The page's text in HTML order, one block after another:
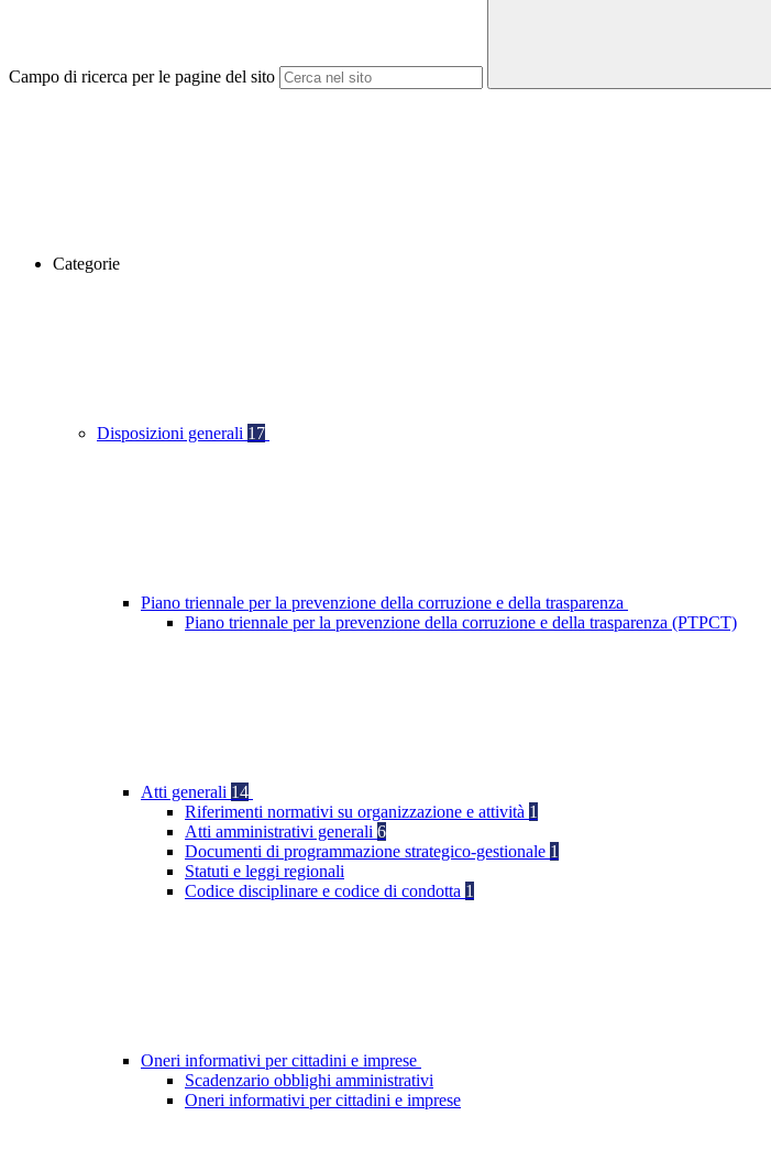
Campo di ricerca per le pagine del sito
Categorie
Disposizioni generali 17
Piano triennale per la prevenzione della corruzione e della trasparenza
Piano triennale per la prevenzione della corruzione e della trasparenza (PTPCT)
Atti generali 14
Riferimenti normativi su organizzazione e attività 1
Atti amministrativi generali 6
Documenti di programmazione strategico-gestionale 1
Statuti e leggi regionali
Codice disciplinare e codice di condotta 1
Oneri informativi per cittadini e imprese
Scadenzario obblighi amministrativi
Oneri informativi per cittadini e imprese